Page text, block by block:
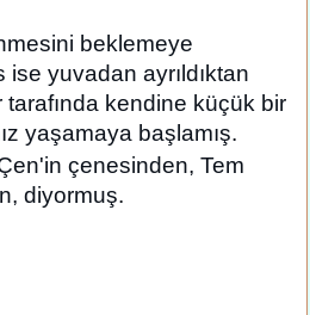
beklemeye
ise yuvadan ayrıldıktan
tarafında kendine küçük bir
yaşamaya başlamış.
çenesinden, Tem
diyormuş.